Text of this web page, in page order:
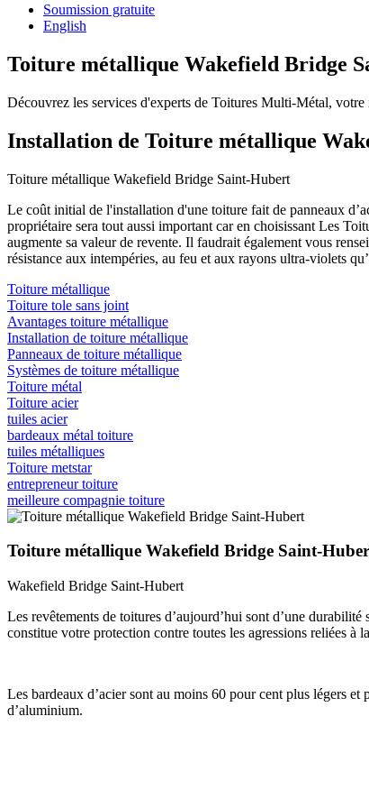
Soumission gratuite
English
Toiture métallique Wakefield Bridge
Découvrez les services d'experts de Toitures Multi-Métal,
Installation de Toiture métallique
Toiture métallique Wakefield Bridge Saint-Hubert
Le coût initial de l'installation d'une toiture fait de panneaux
propriétaire sera tout aussi important car en choisissant Les
augmente sa valeur de revente. Il faudrait également vous
résistance aux intempéries, au feu et aux rayons ultra-violets
Toiture métallique
Toiture tole sans joint
Avantages toiture métallique
Installation de toiture métallique
Panneaux de toiture métallique
Systèmes de toiture métallique
Toiture métal
Toiture acier
tuiles acier
bardeaux métal toiture
tuiles métalliques
Toiture metstar
entrepreneur toiture
meilleure compagnie toiture
Toiture métallique Wakefield Bridge Saint-
Wakefield Bridge Saint-Hubert
Les revêtements de toitures d’aujourd’hui sont d’une
constitue votre protection contre toutes les agressions reliées à
Les bardeaux d’acier sont au moins 60 pour cent plus légers et
d’aluminium.